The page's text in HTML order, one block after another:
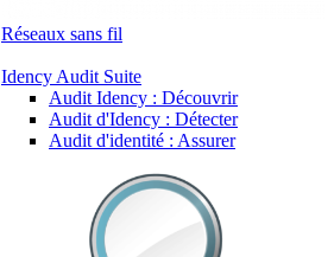
Réseaux sans fil
Idency Audit Suite
Audit Idency : Découvrir
Audit d'Idency : Détecter
Audit d'identité : Assurer